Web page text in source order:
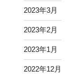
2023年3月
2023年2月
2023年1月
2022年12月